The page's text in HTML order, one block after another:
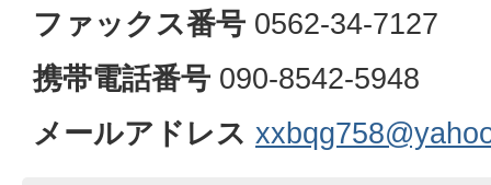
ファックス番号 0562-34-7127
携帯電話番号 090-8542-5948
メールアドレス